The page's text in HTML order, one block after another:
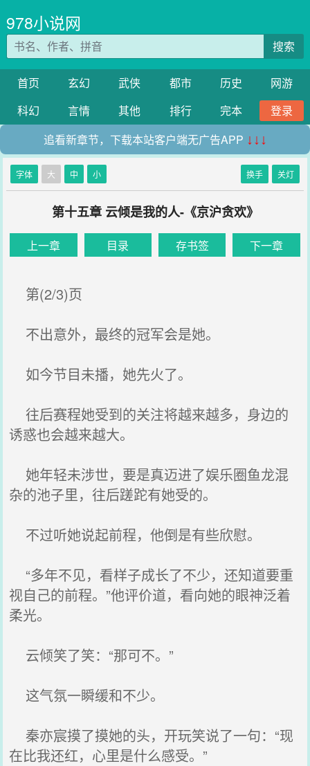
978小说网
搜索
首页 玄幻 武侠 都市 历史
网游
科幻
言情 其他 排行 完本
登录
追看新章节，下载本站客户端无广告APP ↓↓↓
字体 大 中 小 换手 关灯
第十五章 云倾是我的人-《京沪贪欢》
上一章 目录 存书签 下一章
第(2/3)页
不出意外，最终的冠军会是她。
如今节目未播，她先火了。
往后赛程她受到的关注将越来越多，身边的
诱惑也会越来越大。
她年轻未涉世，要是真迈进了娱乐圈鱼龙混
杂的池子里，往后蹉跎有她受的。
不过听她说起前程，他倒是有些欣慰。
“多年不见，看样子成长了不少，还知道要重
视自己的前程。”他评价道，看向她的眼神泛着
柔光。
云倾笑了笑：“那可不。”
这气氛一瞬缓和不少。
秦亦宸摸了摸她的头，开玩笑说了一句：“现
在比我还红，心里是什么感受。”